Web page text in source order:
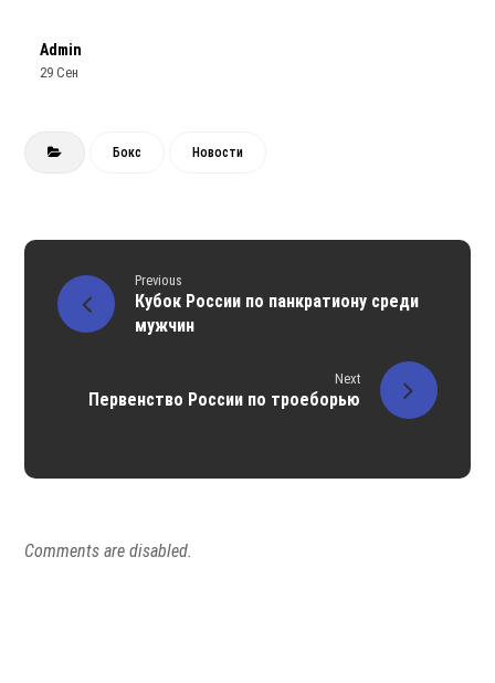
Admin
29 Сен
Бокс Новости
Previous
Кубок России по панкратиону среди
мужчин
Next
Первенство России по троеборью
Comments are disabled.